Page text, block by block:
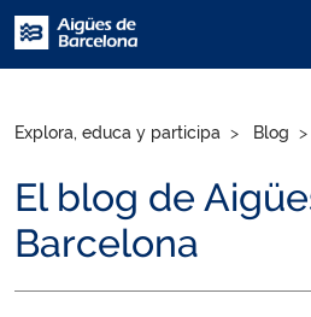
Explora, educa y participa Blog
El blog de
Barcelona